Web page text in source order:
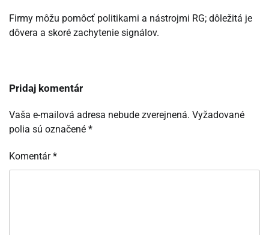
Firmy môžu pomôcť politikami a nástrojmi RG; dôležitá je
dôvera a skoré zachytenie signálov.
Pridaj komentár
Vaša e-mailová adresa nebude zverejnená. Vyžadované
polia sú označené *
Komentár*